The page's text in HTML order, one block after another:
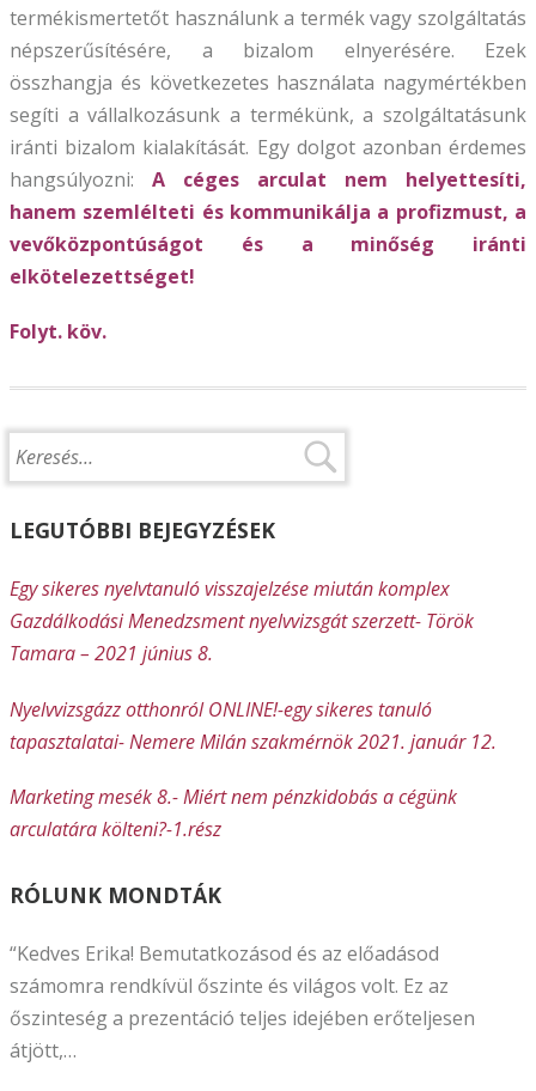
termékismertetőt használunk a termék vagy szolgáltatás
népszerűsítésére, a bizalom elnyerésére. Ezek
összhangja és következetes használata nagymértékben
segíti a vállalkozásunk a termékünk, a szolgáltatásunk
iránti bizalom kialakítását. Egy dolgot azonban érdemes
hangsúlyozni: A céges arculat nem helyettesíti,
hanem szemlélteti és kommunikálja a profizmust, a
vevőközpontúságot és a minőség iránti
elkötelezettséget!
Folyt. köv.
LEGUTÓBBI BEJEGYZÉSEK
Egy sikeres nyelvtanuló visszajelzése miután komplex
Gazdálkodási Menedzsment nyelvvizsgát szerzett- Török
Tamara – 2021 június 8.
Nyelvvizsgázz otthonról ONLINE!-egy sikeres tanuló
tapasztalatai- Nemere Milán szakmérnök 2021. január 12.
Marketing mesék 8.- Miért nem pénzkidobás a cégünk
arculatára költeni?-1.rész
RÓLUNK MONDTÁK
“Kedves Erika! Bemutatkozásod és az előadásod
számomra rendkívül őszinte és világos volt. Ez az
őszinteség a prezentáció teljes idejében erőteljesen
átjött,…